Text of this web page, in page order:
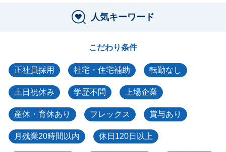
人気キーワード
こだわり条件
正社員採用 社宅・住宅補助 転勤なし
土日祝休み 学歴不問 上場企業
産休・育休あり フレックス 賞与あり
月残業20時間以内 休日120日以上